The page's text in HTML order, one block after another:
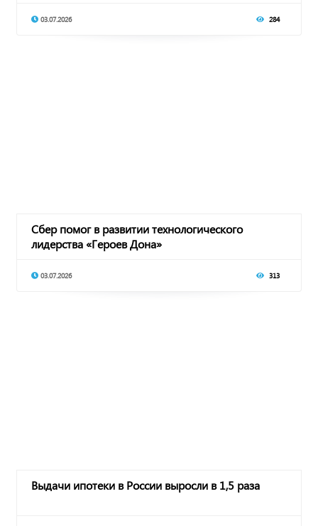
03.07.2026 284
Сбер помог в развитии технологического
лидерства «Героев Дона»
03.07.2026 313
Выдачи ипотеки в России выросли в 1,5 раза